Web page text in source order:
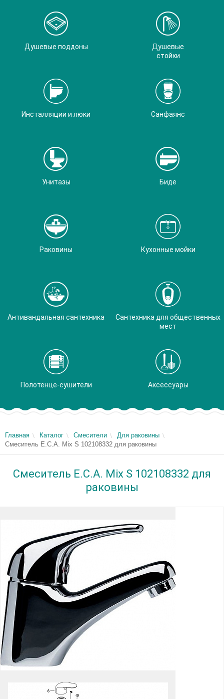
Душевые поддоны
Душевые
стойки
Инсталляции и люки Санфаянс
Унитазы Биде
Раковины Кухонные мойки
Антивандальная сантехника
Сантехника для общественных
мест
Полотенце-сушители Аксессуары
Главная Каталог Смесители
Для раковины
Смеситель E.C.A. Mix S 102108332 для раковины
Смеситель E.C.A. Mix S 102108332 для
раковины